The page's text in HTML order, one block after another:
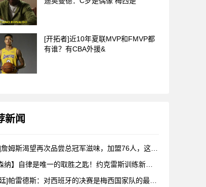
[开拓者]近10年夏联MVP和FMVP都
有谁？有CBA外援&
新闻